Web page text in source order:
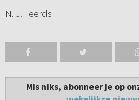
N. J. Teerds
Mis niks, abonneer je op